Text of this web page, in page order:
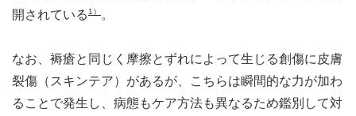
開されている 1） 。
なお、褥瘡と同じく摩擦とずれによって生じる創傷に皮膚
裂傷（スキンテア）があるが、こちらは瞬間的な力が加わ
ることで発生し、病態もケア方法も異なるため鑑別して対